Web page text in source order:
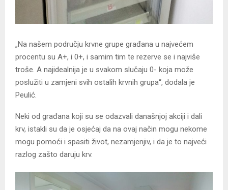
„Na našem području krvne grupe građana u najvećem
procentu su A+, i 0+, i samim tim te rezerve se i najviše
troše. A najidealnija je u svakom slučaju 0- koja može
poslužiti u zamjeni svih ostalih krvnih grupa“, dodala je
Peulić.
Neki od građana koji su se odazvali današnjoj akciji i dali
krv, istakli su da je osjećaj da na ovaj način mogu nekome
mogu pomoći i spasiti život, nezamjenjiv, i da je to najveći
razlog zašto daruju krv.